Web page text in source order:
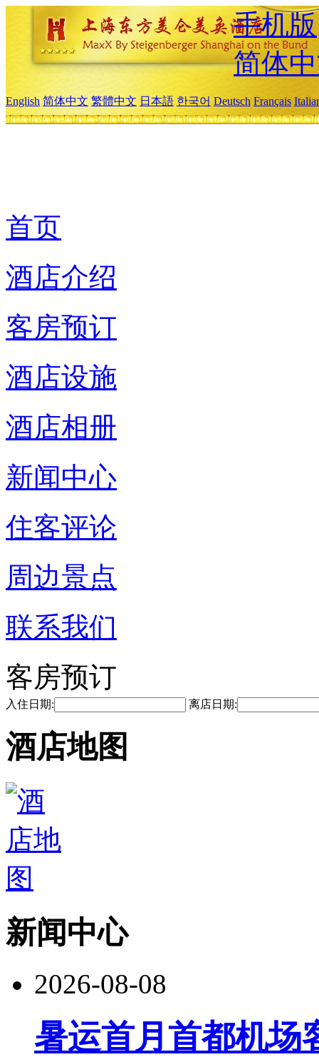
手机版
简体
English 简体中文 繁體中文 日本語 한국어 Deutsch Français
首页
酒店介绍
客房预订
酒店设施
酒店相册
新闻中心
住客评论
周边景点
联系我们
客房预订
入住日期: 离店日期:
酒店地图
新闻中心
2026-08-08
暑运首月首都机场